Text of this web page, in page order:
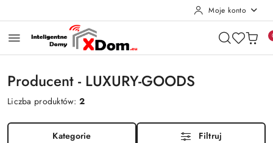
Moje konto
Producent - LUXURY-GOODS
Liczba produktów:2
Kategorie Filtruj